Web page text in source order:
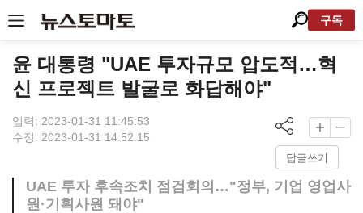
구독
윤 대통령 "UAE 투자규모 압도적…혁
신 프로젝트 발굴로 화답해야"
입력: 2023-01-31 11:45:53
수정: 2023-01-31 14:52:15
답글쓰기
UAE 투자 후속조치 점검회의…"정부, 기업 영업사
원·기획사원 돼야"